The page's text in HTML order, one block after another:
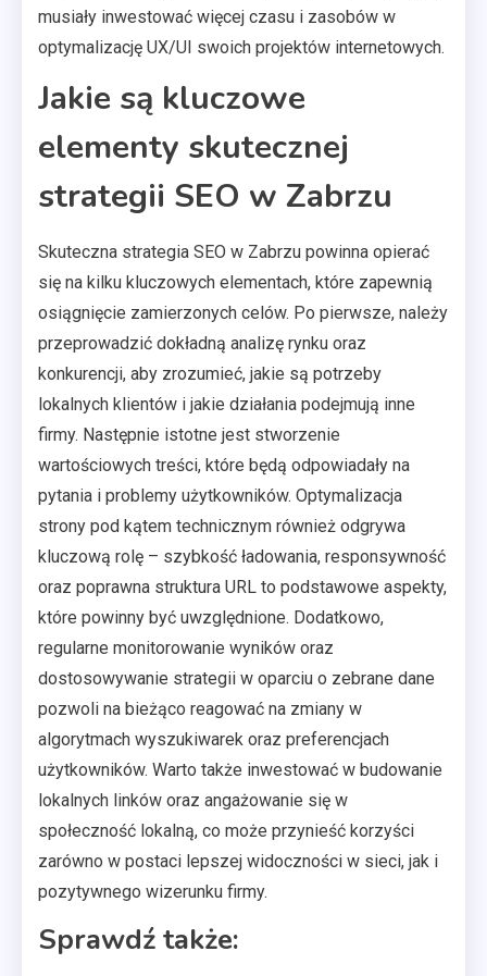
musiały inwestować więcej czasu i zasobów w
optymalizację UX/UI swoich projektów internetowych.
Jakie są kluczowe
elementy skutecznej
strategii SEO w Zabrzu
Skuteczna strategia SEO w Zabrzu powinna opierać
się na kilku kluczowych elementach, które zapewnią
osiągnięcie zamierzonych celów. Po pierwsze, należy
przeprowadzić dokładną analizę rynku oraz
konkurencji, aby zrozumieć, jakie są potrzeby
lokalnych klientów i jakie działania podejmują inne
firmy. Następnie istotne jest stworzenie
wartościowych treści, które będą odpowiadały na
pytania i problemy użytkowników. Optymalizacja
strony pod kątem technicznym również odgrywa
kluczową rolę – szybkość ładowania, responsywność
oraz poprawna struktura URL to podstawowe aspekty,
które powinny być uwzględnione. Dodatkowo,
regularne monitorowanie wyników oraz
dostosowywanie strategii w oparciu o zebrane dane
pozwoli na bieżąco reagować na zmiany w
algorytmach wyszukiwarek oraz preferencjach
użytkowników. Warto także inwestować w budowanie
lokalnych linków oraz angażowanie się w
społeczność lokalną, co może przynieść korzyści
zarówno w postaci lepszej widoczności w sieci, jak i
pozytywnego wizerunku firmy.
Sprawdź także: